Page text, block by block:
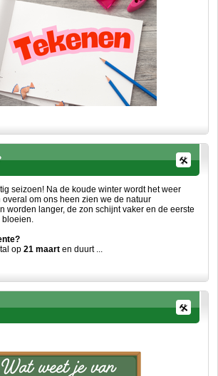
seizoen! Na de koude winter wordt het weer
overal om ons heen zien we de natuur
worden langer, de zon schijnt vaker en de eerste
bloeien.
op 21 maart en duurt ...